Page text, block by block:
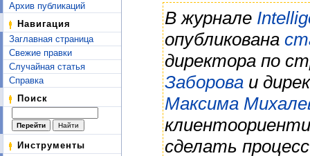
Архив публикаций
Навигация
Заглавная страница
Свежие правки
Случайная статья
Справка
Поиск
Инструменты
В журнале
опубликована
директора по
Заборова и
Максима
сделать